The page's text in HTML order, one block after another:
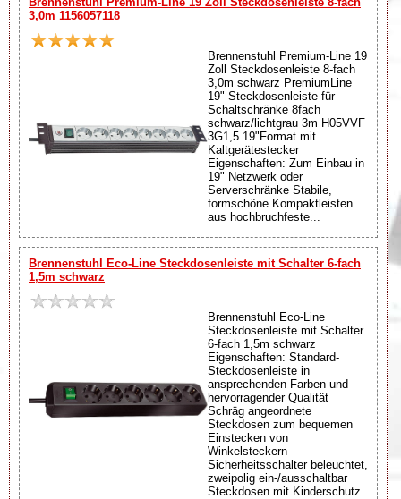
3,0m 1156057118
Brennenstuhl Premium-Line 19
Zoll Steckdosenleiste 8-fach
3,0m schwarz PremiumLine
19" Steckdosenleiste für
Schaltschränke 8fach
schwarz/lichtgrau 3m H05VVF
3G1,5 19"Format mit
Kaltgerätestecker
Eigenschaften: Zum Einbau in
19" Netzwerk oder
Serverschränke Stabile,
formschöne Kompaktleisten
aus hochbruchfeste...
Brennenstuhl Eco-Line Steckdosenleiste mit Schalter 6-fach
1,5m schwarz
Brennenstuhl Eco-Line
Steckdosenleiste mit Schalter
6-fach 1,5m schwarz
Eigenschaften: Standard-
Steckdosenleiste in
ansprechenden Farben und
hervorragender Qualität
Schräg angeordnete
Steckdosen zum bequemen
Einstecken von
Winkelsteckern
Sicherheitsschalter beleuchtet,
zweipolig ein-/ausschaltbar
Steckdosen mit Kinderschutz